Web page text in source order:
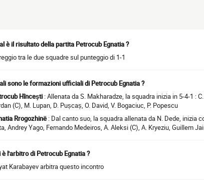
è il risultato della partita Petrocub Egnatia ?
tra le due squadre sul punteggio di 1-1
sono le formazioni ufficiali di Petrocub Egnatia ?
Hînceşti : Allenata da S. Makharadze, la squadra inizia in 5-4-1 :
(C), M. Lupan, D. Pușcaș, O. David, V. Bogaciuc, P. Popescu
Rrogozhinë : Dal canto suo, la squadra allenata da N. Dede, inizia
Andrey Yago, Fernando Medeiros, A. Aleksi (C), A. Kryeziu, Guillem
è l'arbitro di Petrocub Egnatia ?
Karabayev arbitra questo incontro